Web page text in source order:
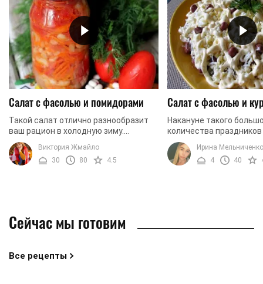
Салат с фасолью и помидорами
Такой салат отлично разнообразит
ваш рацион в холодную зиму.
Благодаря тому, что в нашем салате
будут присутствовать помидоры,
фасоль, лук и другие ...
Виктория Жмайло
30
80 4.5
Салат с фасолью и
Накануне такого
количества праздников
чтобы вы
решили приготовить
чрезвычайно вкусное. ...
Ирина Мельниченко
4
40
Сейчас мы готовим
Все рецепты